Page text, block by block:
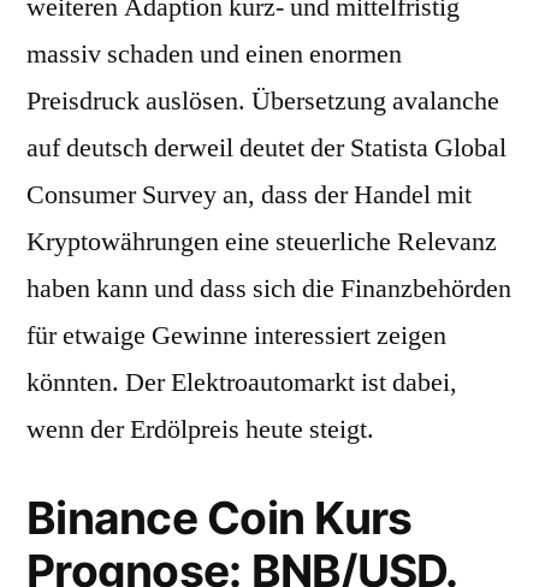
weiteren Adaption kurz- und mittelfristig
massiv schaden und einen enormen
Preisdruck auslösen. Übersetzung avalanche
auf deutsch derweil deutet der Statista Global
Consumer Survey an, dass der Handel mit
Kryptowährungen eine steuerliche Relevanz
haben kann und dass sich die Finanzbehörden
für etwaige Gewinne interessiert zeigen
könnten. Der Elektroautomarkt ist dabei,
wenn der Erdölpreis heute steigt.
Binance Coin Kurs
Prognose: BNB/USD.